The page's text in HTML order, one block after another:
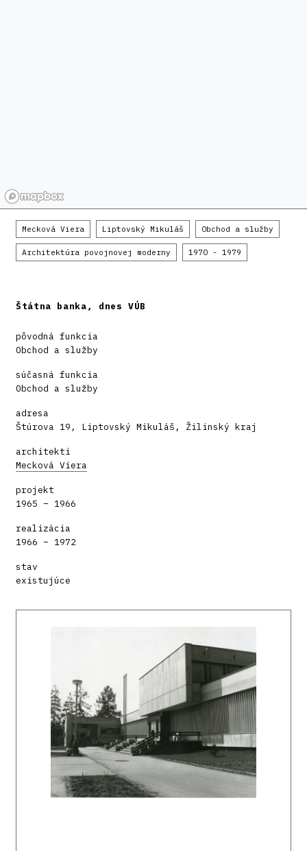
Mecková Viera Liptovský Mikuláš Obchod a služby
Architektúra povojnovej moderny 1970 - 1979
Štátna banka, dnes VÚB
pôvodná funkcia
Obchod a služby
súčasná funkcia
Obchod a služby
adresa
Štúrova 19, Liptovský Mikuláš, Žilinský kraj
architekti
Mecková Viera
projekt
1965 – 1966
realizácia
1966 – 1972
stav
existujúce